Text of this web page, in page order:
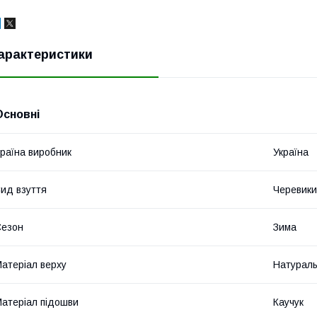
виробник Україна
взуття Черевики
Зима
верху
підошви Каучук